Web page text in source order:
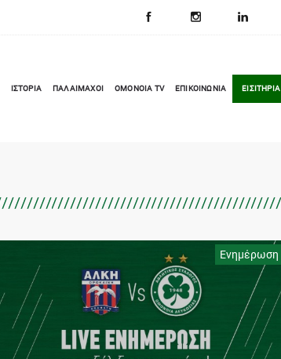
ΙΣΤΟΡΙΑ ΠΑΛΑΙΜΑΧΟΙ OMONOIA TV ΕΠΙΚΟΙΝΩΝΙΑ ΕΙΣΙΤΗΡΙΑ
Ενημέρωση